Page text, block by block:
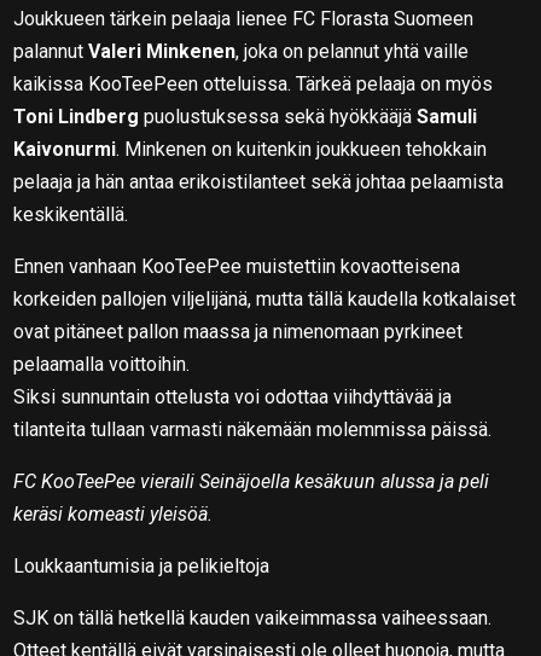
Joukkueen tärkein pelaaja lienee FC Florasta Suomeen
palannutValeri Minkenen, joka on pelannut yhtä vaille
kaikissa KooTeePeen otteluissa. Tärkeä pelaaja on myös
Toni Lindberg puolustuksessa sekä hyökkääjäSamuli
Kaivonurmi. Minkenen on kuitenkin joukkueen tehokkain
pelaaja ja hän antaa erikoistilanteet sekä johtaa pelaamista
keskikentällä.
Ennen vanhaan KooTeePee muistettiin kovaotteisena
korkeiden pallojen viljelijänä, mutta tällä kaudella kotkalaiset
ovat pitäneet pallon maassa ja nimenomaan pyrkineet
pelaamalla voittoihin.
Siksi sunnuntain ottelusta voi odottaa viihdyttävää ja
tilanteita tullaan varmasti näkemään molemmissa päissä.
FC KooTeePee vieraili Seinäjoella kesäkuun alussa ja peli
keräsi komeasti yleisöä.
Loukkaantumisia ja pelikieltoja
SJK on tällä hetkellä kauden vaikeimmassa vaiheessaan.
Otteet kentällä eivät varsinaisesti ole olleet huonoja, mutta